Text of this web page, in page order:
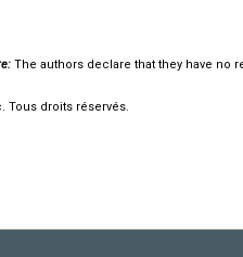
The authors declare that they have no
Tous droits réservés.